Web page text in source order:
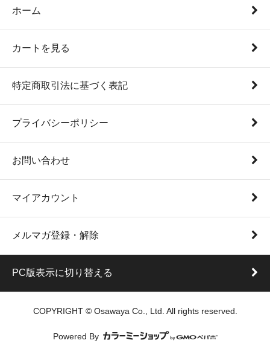
ホーム
カートを見る
特定商取引法に基づく表記
プライバシーポリシー
お問い合わせ
マイアカウント
メルマガ登録・解除
PC版表示に切り替える
COPYRIGHT © Osawaya Co., Ltd. All rights reserved.
Powered By